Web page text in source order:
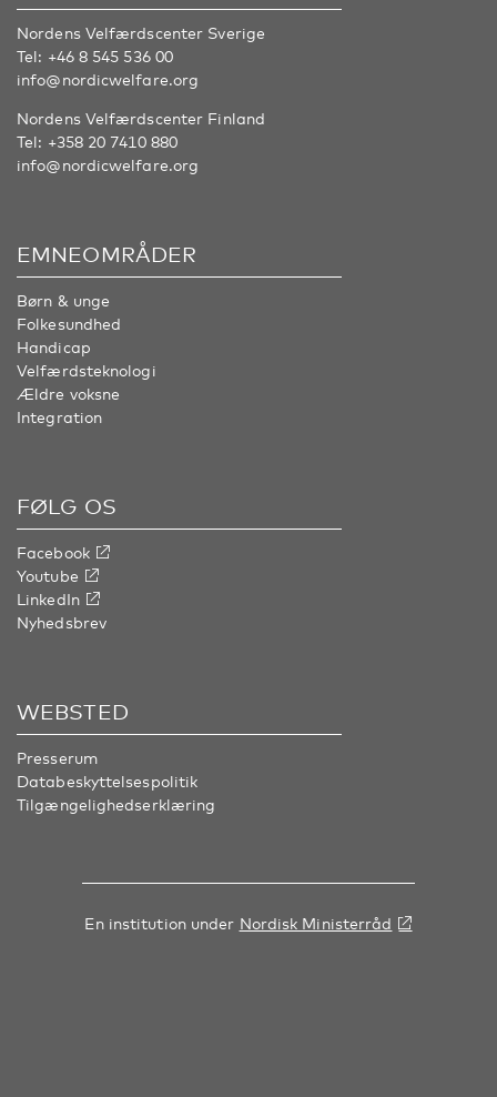
Nordens Velfærdscenter Sverige
Tel: +46 8 545 536 00
info@nordicwelfare.org
Nordens Velfærdscenter Finland
Tel: +358 20 7410 880
info@nordicwelfare.org
EMNEOMRÅDER
Børn & unge
Folkesundhed
Handicap
Velfærdsteknologi
Ældre voksne
Integration
FØLG OS
Facebook
Youtube
LinkedIn
Nyhedsbrev
WEBSTED
Presserum
Databeskyttelsespolitik
Tilgængelighedserklæring
En institution under Nordisk Ministerråd